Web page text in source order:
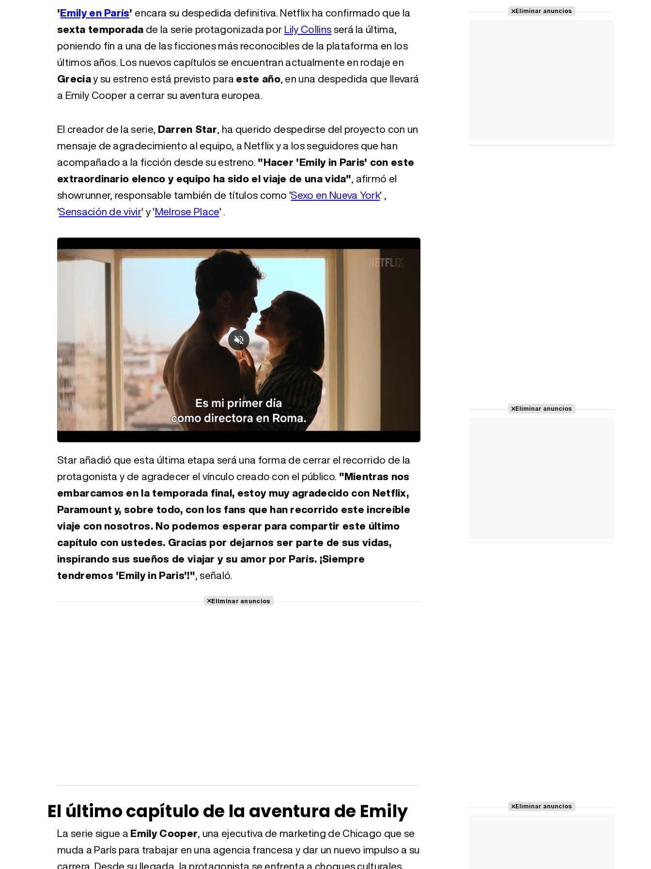
'Emily en París' encara su despedida definitiva. Netflix ha confirmado que la
sexta temporadade la serie protagonizada porLily Collinsserá la última,
poniendo fin a una de las ficciones más reconocibles de la plataforma en los
últimos años. Los nuevos capítulos se encuentran actualmente en rodaje en
Greciay su estreno está previsto paraeste año, en una despedida que llevará
a Emily Cooper a cerrar su aventura europea.
El creador de la serie, Darren Star, ha querido despedirse del proyecto con un
mensaje de agradecimiento al equipo, a Netflix y a los seguidores que han
acompañado a la ficción desde su estreno."Hacer 'Emily in Paris' con este
extraordinario elenco y equipo ha sido el viaje de una vida", afirmó el
showrunner, responsable también de títulos como 'Sexo en Nueva York' ,
'Sensación de vivir' y 'Melrose Place'.
32.96%
Star añadió que esta última etapa será una forma de cerrar el recorrido de la
protagonista y de agradecer el vínculo creado con el público. "Mientras nos
embarcamos en la temporada final, estoy muy agradecido con Netflix,
Paramount y, sobre todo, con los fans que han recorrido este increíble
viaje con nosotros. No podemos esperar para compartir este último
capítulo con ustedes. Gracias por dejarnos ser parte de sus vidas,
inspirando sus sueños de viajar y su amor por París. ¡Siempre
tendremos 'Emily in Paris'!", señaló.
Eliminar anuncios
El último capítulo de la aventura de Emily
La serie sigue aEmily Cooper, una ejecutiva de marketing de Chicago que se
muda a París para trabajar en una agencia francesa y dar un nuevo impulso a su
Eliminar anuncios
Eliminar anuncios
Eliminar anuncios